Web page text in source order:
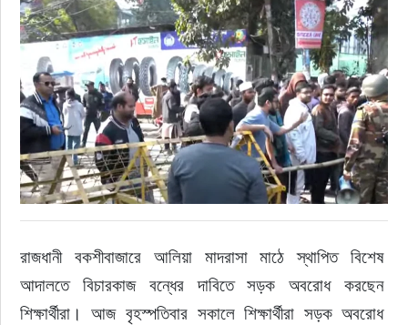
খেলাধুলা
রাজনীতি
নির্বাচন
আলোচিত সংবাদ
ই-পেপার
অন্যান্য
রাজধানী বকশীবাজারে আলিয়া মাদরাসা মাঠে স্থাপিত বিশেষ
আদালতে বিচারকাজ বন্ধের দাবিতে সড়ক অবরোধ করছেন
শিক্ষার্থীরা। আজ বৃহস্পতিবার সকালে শিক্ষার্থীরা সড়ক অবরোধ